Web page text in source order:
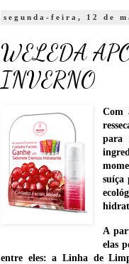
segunda-feira, 12 de
WELEDA
INVERNO
Com
para
suíça
A
elas
entre eles: a Linha de